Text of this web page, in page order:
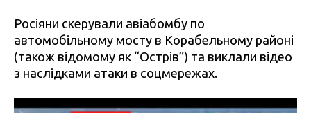
Росіяни скерували авіабомбу по
автомобільному мосту в Корабельному районі
(також відомому як “Острів”) та виклали відео
з наслідками атаки в соцмережах.
Відеопрогравач